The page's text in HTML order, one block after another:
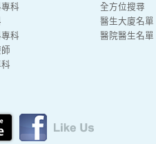
科
科
全方位搜尋
醫生大廈名單
醫院醫生名單